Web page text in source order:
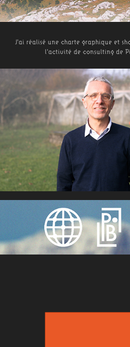
J'ai réalisé une charte graphique et
l'activité de consulting de